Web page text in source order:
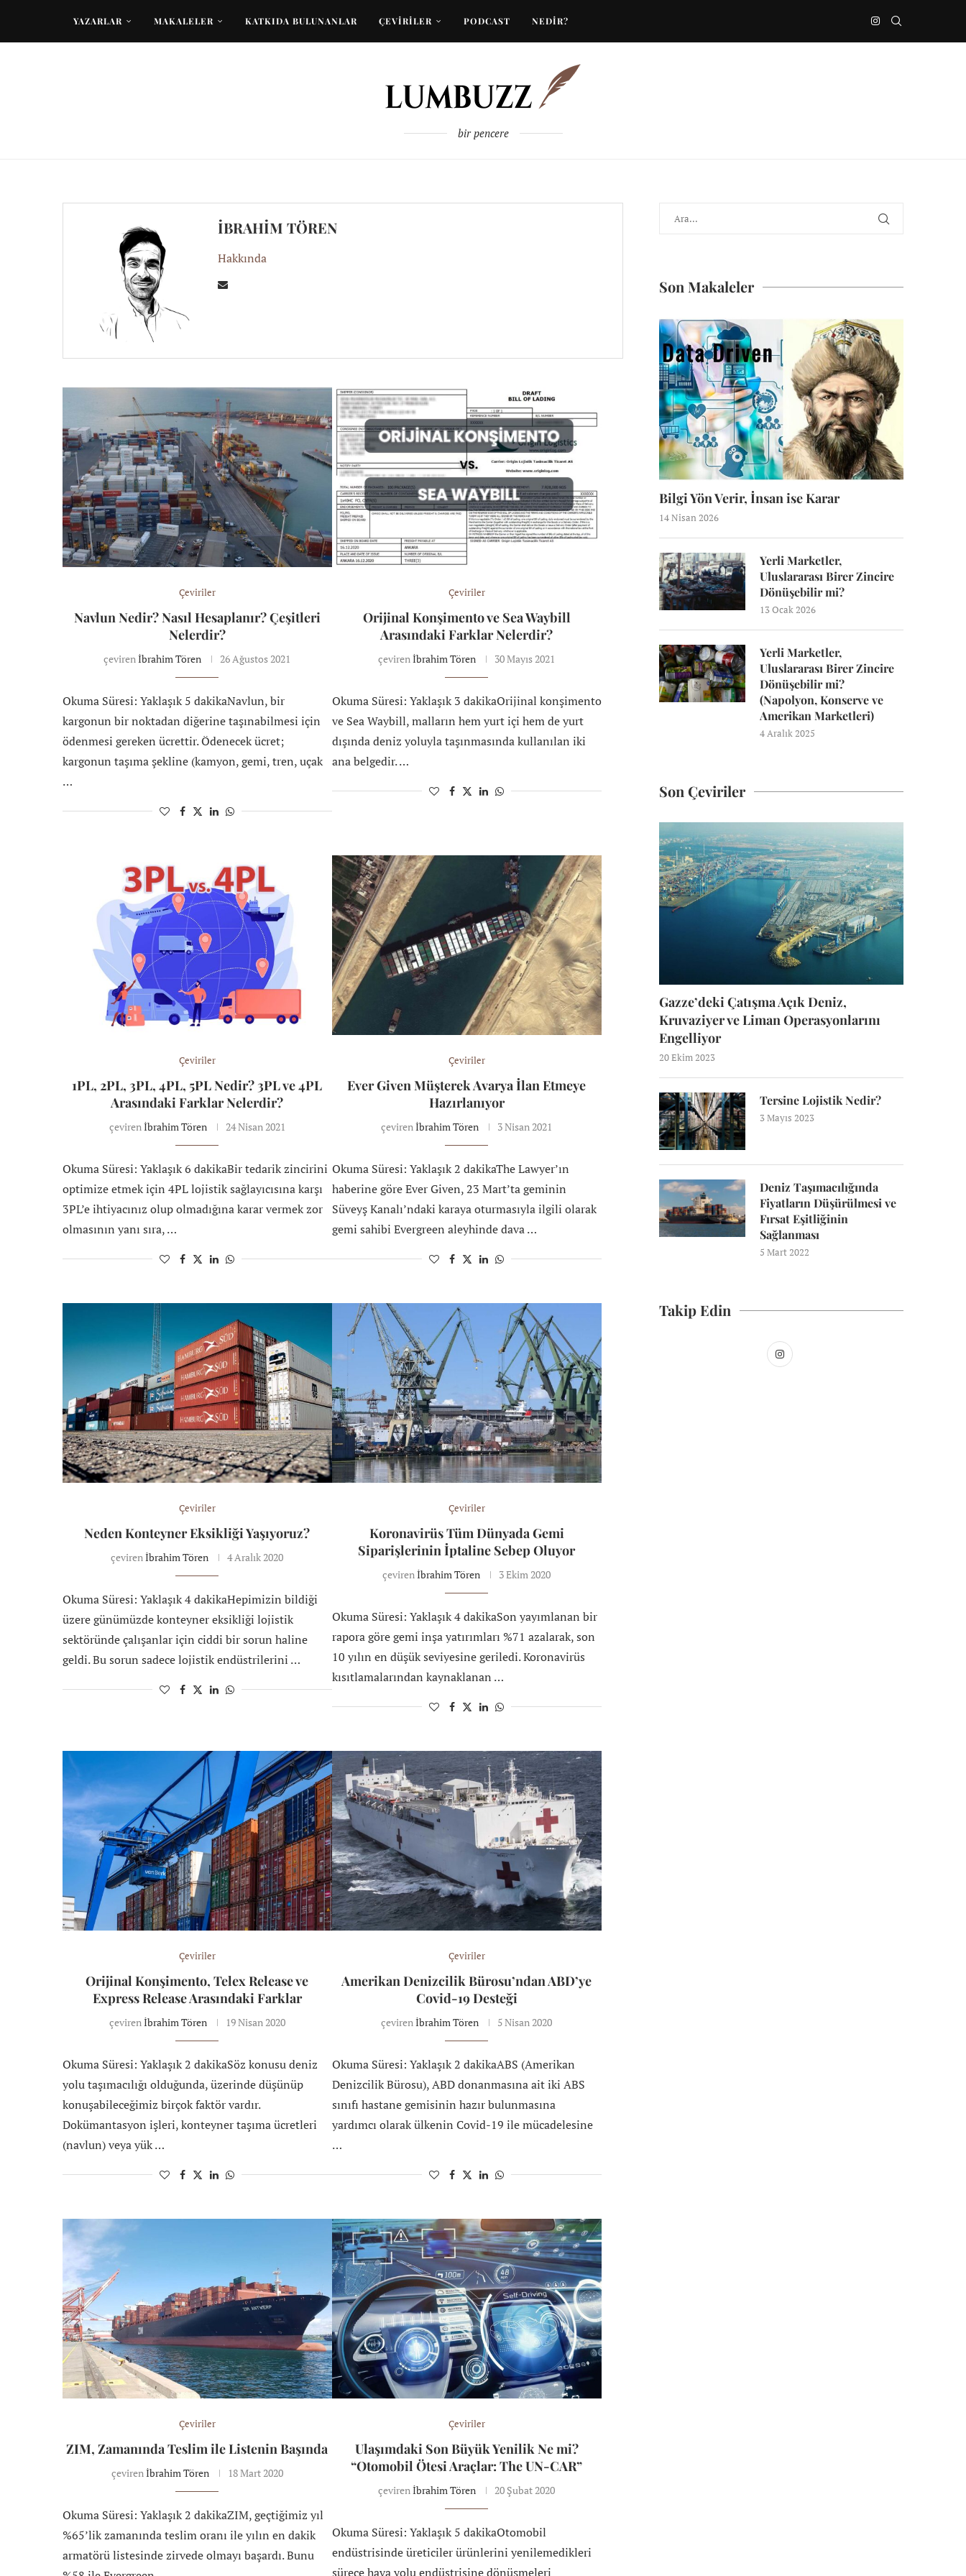
YAZARLAR MAKALELER KATKIDA BULUNANLAR ÇEVİRİLER PODCAST NEDİR?
bir pencere
İBRAHIM TÖREN
Hakkında
Çeviriler
Navlun Nedir? Nasıl Hesaplanır? Çeşitleri
Nelerdir?
çevirenİbrahim Tören 26 Ağustos 2021
Okuma Süresi: Yaklaşık 5 dakikaNavlun, bir
kargonun bir noktadan diğerine taşınabilmesi için
ödenmesi gereken ücrettir. Ödenecek ücret;
kargonun taşıma şekline (kamyon, gemi, tren, uçak
…
Çeviriler
Orijinal Konşimento ve Sea Waybill
Arasındaki Farklar Nelerdir?
çevirenİbrahim Tören 30 Mayıs 2021
Okuma Süresi: Yaklaşık 3 dakikaOrijinal konşimento
ve Sea Waybill, malların hem yurt içi hem de yurt
dışında deniz yoluyla taşınmasında kullanılan iki
ana belgedir. …
Çeviriler
1PL, 2PL, 3PL, 4PL, 5PL Nedir? 3PL ve 4PL
Arasındaki Farklar Nelerdir?
çevirenİbrahim Tören 24 Nisan 2021
Okuma Süresi: Yaklaşık 6 dakikaBir tedarik zincirini
optimize etmek için 4PL lojistik sağlayıcısına karşı
3PL’e ihtiyacınız olup olmadığına karar vermek zor
olmasının yanı sıra, …
Çeviriler
Ever Given Müşterek Avarya İlan Etmeye
Hazırlanıyor
çevirenİbrahim Tören 3 Nisan 2021
Okuma Süresi: Yaklaşık 2 dakikaThe Lawyer’ın
haberine göre Ever Given, 23 Mart’ta geminin
Süveyş Kanalı’ndaki karaya oturmasıyla ilgili olarak
gemi sahibi Evergreen aleyhinde dava …
Çeviriler
Neden Konteyner Eksikliği Yaşıyoruz?
çevirenİbrahim Tören 4 Aralık 2020
Okuma Süresi: Yaklaşık 4 dakikaHepimizin bildiği
üzere günümüzde konteyner eksikliği lojistik
sektöründe çalışanlar için ciddi bir sorun haline
geldi. Bu sorun sadece lojistik endüstrilerini …
Çeviriler
Koronavirüs Tüm Dünyada Gemi
Siparişlerinin İptaline Sebep Oluyor
çevirenİbrahim Tören 3 Ekim 2020
Okuma Süresi: Yaklaşık 4 dakikaSon yayımlanan bir
rapora göre gemi inşa yatırımları %71 azalarak, son
10 yılın en düşük seviyesine geriledi. Koronavirüs
kısıtlamalarından kaynaklanan …
Çeviriler
Orijinal Konşimento, Telex Release ve
Express Release Arasındaki Farklar
çevirenİbrahim Tören 19 Nisan 2020
Okuma Süresi: Yaklaşık 2 dakikaSöz konusu deniz
yolu taşımacılığı olduğunda, üzerinde düşünüp
konuşabileceğimiz birçok faktör vardır.
Dokümantasyon işleri, konteyner taşıma ücretleri
(navlun) veya yük …
Çeviriler
Amerikan Denizcilik Bürosu’ndan ABD’ye
Covid-19 Desteği
çevirenİbrahim Tören 5 Nisan 2020
Okuma Süresi: Yaklaşık 2 dakikaABS (Amerikan
Denizcilik Bürosu), ABD donanmasına ait iki ABS
sınıfı hastane gemisinin hazır bulunmasına
yardımcı olarak ülkenin Covid-19 ile mücadelesine
…
Çeviriler
ZIM, Zamanında Teslim ile Listenin Başında
çevirenİbrahim Tören 18 Mart 2020
Okuma Süresi: Yaklaşık 2 dakikaZIM, geçtiğimiz yıl
%65’lik zamanında teslim oranı ile yılın en dakik
armatörü listesinde zirvede olmayı başardı. Bunu
Çeviriler
Ulaşımdaki Son Büyük Yenilik Ne mi?
“Otomobil Ötesi Araçlar: The UN-CAR”
çevirenİbrahim Tören 20 Şubat 2020
Okuma Süresi: Yaklaşık 5 dakikaOtomobil
endüstrisinde üreticiler ürünlerini yenilemedikleri
sürece hava yolu endüstrisine dönüşmeleri
Son Makaleler
Bilgi Yön Verir, İnsan ise Karar
14 Nisan 2026
Yerli Marketler,
Uluslararası Birer Zincire
Dönüşebilir mi?
13 Ocak 2026
Yerli Marketler,
Uluslararası Birer Zincire
Dönüşebilir mi?
(Napolyon, Konserve ve
Amerikan Marketleri)
4 Aralık 2025
Son Çeviriler
Gazze’deki Çatışma Açık Deniz,
Kruvaziyer ve Liman Operasyonlarını
Engelliyor
20 Ekim 2023
Tersine Lojistik Nedir?
3 Mayıs 2023
Deniz Taşımacılığında
Fiyatların Düşürülmesi ve
Fırsat Eşitliğinin
Sağlanması
5 Mart 2022
Takip Edin